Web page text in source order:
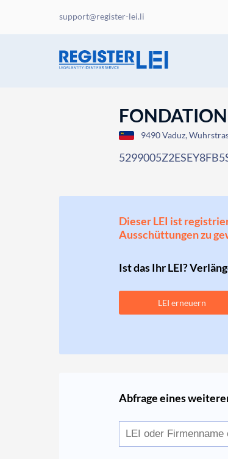
support@register-lei.li
9490 Vaduz,
Dieser LEI ist
Ausschüttungen zu
Ist das Ihr LEI?
LEI erneuern
Abfrage eines